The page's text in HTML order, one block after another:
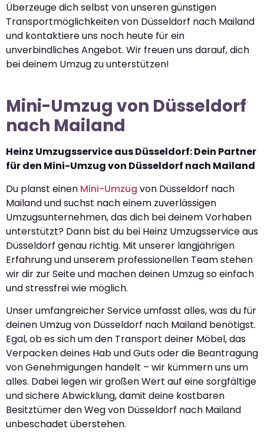
Überzeuge dich selbst von unseren günstigen
Transportmöglichkeiten von Düsseldorf nach Mailand
und kontaktiere uns noch heute für ein
unverbindliches Angebot. Wir freuen uns darauf, dich
bei deinem Umzug zu unterstützen!
Mini-Umzug von Düsseldorf
nach Mailand
Heinz Umzugsservice aus Düsseldorf: Dein Partner
für den Mini-Umzug von Düsseldorf nach Mailand
Du planst einen Mini-Umzug von Düsseldorf nach
Mailand und suchst nach einem zuverlässigen
Umzugsunternehmen, das dich bei deinem Vorhaben
unterstützt? Dann bist du bei Heinz Umzugsservice aus
Düsseldorf genau richtig. Mit unserer langjährigen
Erfahrung und unserem professionellen Team stehen
wir dir zur Seite und machen deinen Umzug so einfach
und stressfrei wie möglich.
Unser umfangreicher Service umfasst alles, was du für
deinen Umzug von Düsseldorf nach Mailand benötigst.
Egal, ob es sich um den Transport deiner Möbel, das
Verpacken deines Hab und Guts oder die Beantragung
von Genehmigungen handelt – wir kümmern uns um
alles. Dabei legen wir großen Wert auf eine sorgfältige
und sichere Abwicklung, damit deine kostbaren
Besitztümer den Weg von Düsseldorf nach Mailand
unbeschadet überstehen.